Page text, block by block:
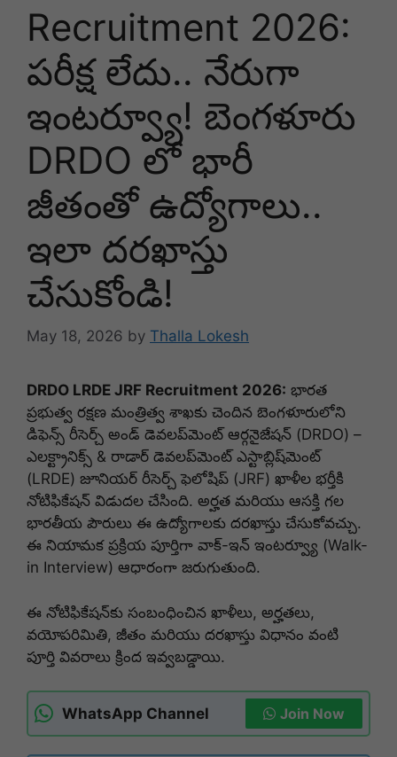
Recruitment 2026:
పరీక్ష లేదు.. నేరుగా
ఇంటర్వ్యూ! బెంగళూరు
DRDO లో భారీ
జీతంతో ఉద్యోగాలు..
ఇలా దరఖాస్తు
చేసుకోండి!
May 18, 2026 by Thalla Lokesh
DRDO LRDE JRF Recruitment 2026: భారత
ప్రభుత్వ రక్షణ మంత్రిత్వ శాఖకు చెందిన బెంగళూరులోని
డిఫెన్స్ రీసెర్చ్ అండ్ డెవలప్‌మెంట్ ఆర్గనైజేషన్ (DRDO) –
ఎలక్ట్రానిక్స్ & రాడార్ డెవలప్‌మెంట్ ఎస్టాబ్లిష్‌మెంట్
(LRDE) జూనియర్ రీసెర్చ్ ఫెలోషిప్ (JRF) ఖాళీల భర్తీకి
నోటిఫికేషన్ విడుదల చేసింది. అర్హత మరియు ఆసక్తి గల
భారతీయ పౌరులు ఈ ఉద్యోగాలకు దరఖాస్తు చేసుకోవచ్చు.
ఈ నియామక ప్రక్రియ పూర్తిగా వాక్-ఇన్ ఇంటర్వ్యూ (Walk-
in Interview) ఆధారంగా జరుగుతుంది.
ఈ నోటిఫికేషన్‌కు సంబంధించిన ఖాళీలు, అర్హతలు,
వయోపరిమితి, జీతం మరియు దరఖాస్తు విధానం వంటి
పూర్తి వివరాలు క్రింద ఇవ్వబడ్డాయి.
WhatsApp Channel Join Now